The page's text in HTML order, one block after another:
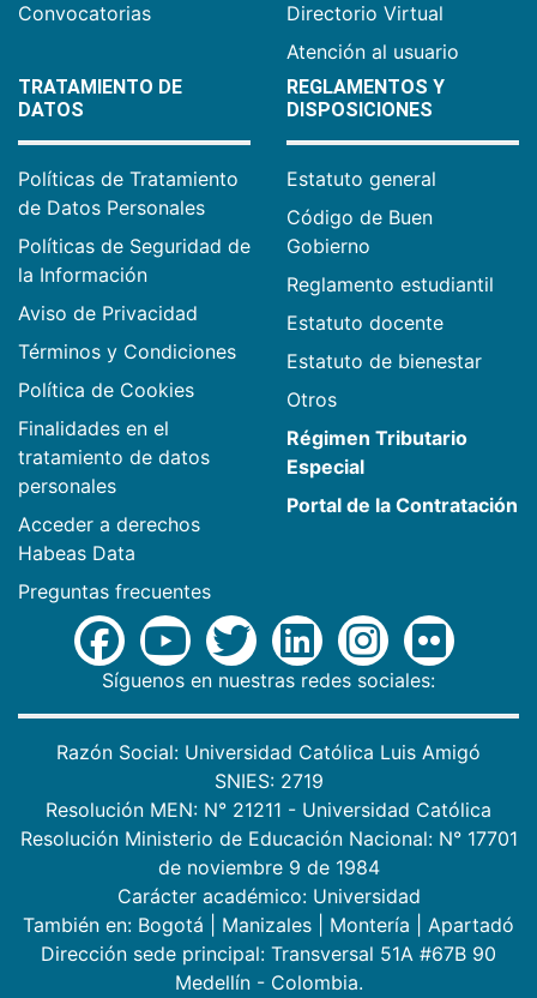
Convocatorias
Directorio Virtual
Atención al usuario
TRATAMIENTO DE
DATOS
Políticas de Tratamiento
de Datos Personales
Políticas de Seguridad de
la Información
Aviso de Privacidad
Términos y Condiciones
Política de Cookies
Finalidades en el
tratamiento de datos
personales
Acceder a derechos
Habeas Data
Preguntas frecuentes
REGLAMENTOS Y
DISPOSICIONES
Estatuto general
Código de Buen
Gobierno
Reglamento estudiantil
Estatuto docente
Estatuto de bienestar
Otros
Régimen Tributario
Especial
Portal de la Contratación
Síguenos en nuestras redes sociales:
Razón Social: Universidad Católica Luis Amigó
SNIES: 2719
Resolución MEN: N° 21211 - Universidad Católica
Resolución Ministerio de Educación Nacional: N° 17701
de noviembre 9 de 1984
Carácter académico: Universidad
También en: Bogotá Manizales Montería
Apartadó
Dirección sede principal: Transversal 51A #67B 90
Medellín - Colombia.